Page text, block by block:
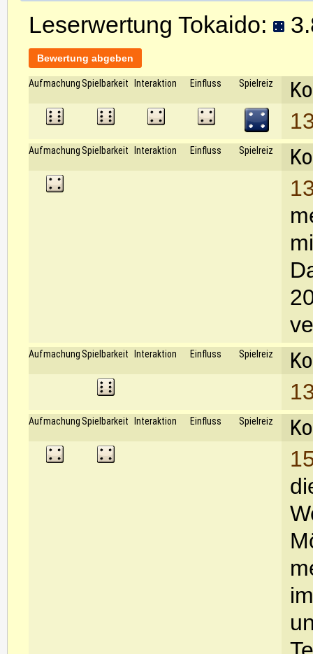
Leserwertung Tokaido:
Bewertung abgeben
Aufmachung Spielbarkeit Interaktion Einfluss Spielreiz
Aufmachung Spielbarkeit Interaktion Einfluss Spielreiz
Aufmachung Spielbarkeit Interaktion Einfluss Spielreiz
Aufmachung Spielbarkeit Interaktion Einfluss Spielreiz